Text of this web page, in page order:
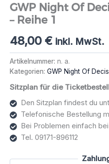
GWP Night Of
– Reihe 1
48,00 € inkl. MwSt.
Artikelnummer: n. a.
Kategorien: GWP Night Of
Sitzplan für die
Den Sitzplan findest du
Telefonische Bestellung
Bei Problemen einfach
Tel. 09171-896112